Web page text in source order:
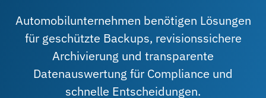
Automobilunternehmen benötigen Lösungen
für geschützte Backups, revisionssichere
Archivierung und transparente
Datenauswertung für Compliance und
schnelle Entscheidungen.